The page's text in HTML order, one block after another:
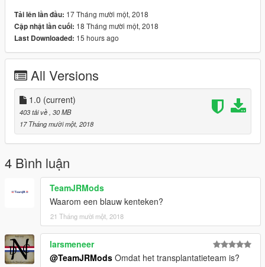
Credits
Model - Turbosquid
Skin - CheeseMods
Police light setup - TeamMOH
Whelen Legacy - ObsidianGames
Tải lên lần đầu: 17 Tháng mười một, 2018
Cập nhật lần cuối: 18 Tháng mười một, 2018
Last Downloaded: 15 hours ago
All Versions
1.0 (current)
403 tải về , 30 MB
17 Tháng mười một, 2018
4 Bình luận
TeamJRMods
Waarom een blauw kenteken?
21 Tháng mười một, 2018
larsmeneer
@TeamJRMods Omdat het transplantatieteam is?